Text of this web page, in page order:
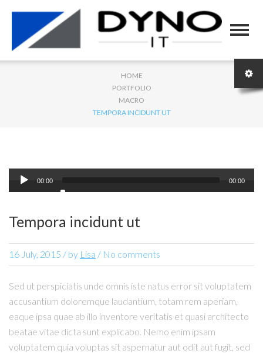
HOME
PORTFOLIO
MACRO
TEMPORA INCIDUNT UT
Audio
Player
00:00 00:00
Tempora incidunt ut
16 July, 2015 / by Lisa / No comments
Sed ut perspiciatis unde omnis iste natus error sit voluptatem
accusantium doloremque laudantium, totam rem aperiam,
eaque ipsa quae ab illo inventore veritatis et quasi architecto
beatae vitae dicta sunt explicabo. Nemo enim ipsam
voluptatem quia voluptas sit aspernatur aut odit aut fugit, sed